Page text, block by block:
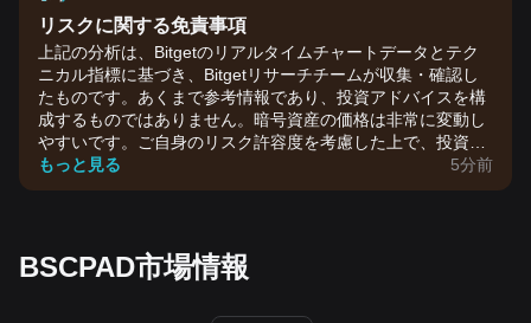
リスクに関する免責事項
上記の分析は、Bitgetのリアルタイムチャートデータとテク
ニカル指標に基づき、Bitgetリサーチチームが収集・確認し
たものです。あくまで参考情報であり、投資アドバイスを構
成するものではありません。暗号資産の価格は非常に変動し
やすいです。ご自身のリスク許容度を考慮した上で、投資判
断を行ってください。
もっと見る 5分前
BSCPAD市場情報